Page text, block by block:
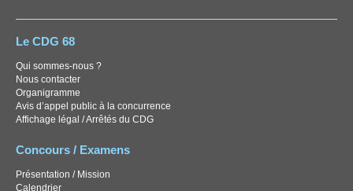
Le CDG 68
Qui sommes-nous ?
Nous contacter
Organigramme
Avis d’appel public à la concurrence
Affichage légal / Arrêtés du CDG
Concours / Examens
Présentation / Mission
Calendrier